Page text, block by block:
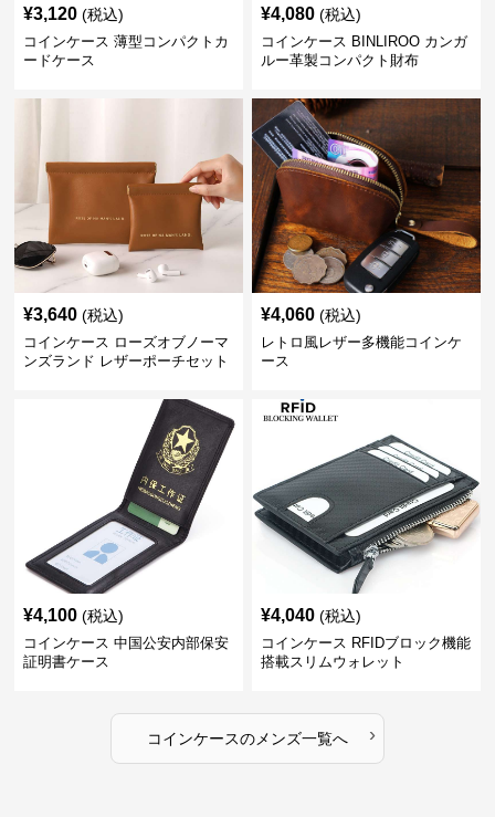
¥3,120 (税込)
コインケース 薄型コンパクトカ
ードケース
¥4,080 (税込)
コインケース BINLIROO カンガ
ルー革製コンパクト財布
¥3,640 (税込)
コインケース ローズオブノーマ
ンズランド レザーポーチセット
¥4,060 (税込)
レトロ風レザー多機能コインケ
ース
¥4,100 (税込)
コインケース 中国公安内部保安
証明書ケース
¥4,040 (税込)
コインケース RFIDブロック機能
搭載スリムウォレット
コインケースのメンズ一覧へ ›